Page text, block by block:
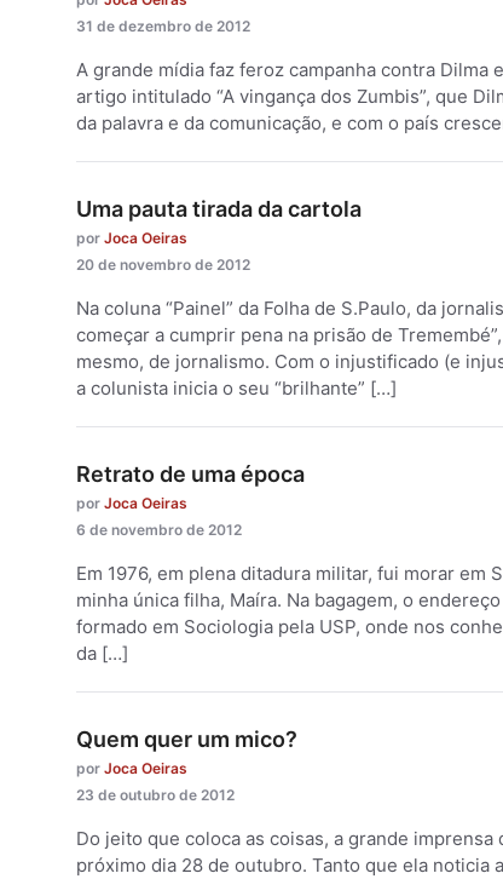
31 de dezembro de 2012
A grande mídia faz feroz campanha contra Dilma
artigo intitulado “A vingança dos Zumbis”, que
da palavra e da comunicação, e com o país
Uma pauta tirada da cartola
por Joca Oeiras
20 de novembro de 2012
Na coluna “Painel” da Folha de S.Paulo, da
começar a cumprir pena na prisão de
mesmo, de jornalismo. Com o injustificado (e
a colunista inicia o seu “brilhante” […]
Retrato de uma época
por Joca Oeiras
6 de novembro de 2012
Em 1976, em plena ditadura militar, fui morar em
minha única filha, Maíra. Na bagagem, o
formado em Sociologia pela USP, onde nos
da […]
Quem quer um mico?
por Joca Oeiras
23 de outubro de 2012
Do jeito que coloca as coisas, a grande
próximo dia 28 de outubro. Tanto que ela noticia